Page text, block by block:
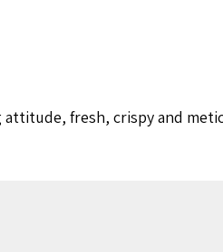
fresh, crispy and